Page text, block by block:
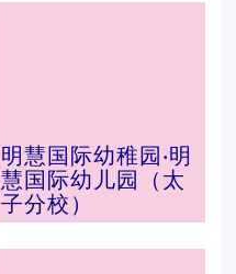
明慧国际幼稚园‧明
慧国际幼儿园（太
子分校）